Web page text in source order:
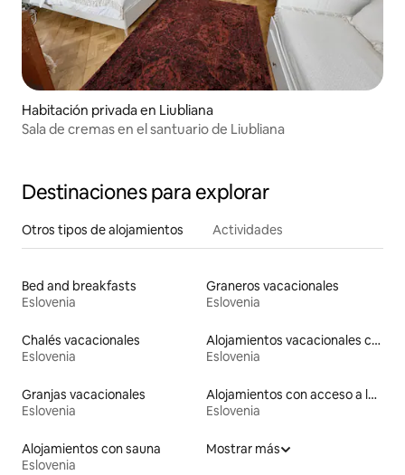
Habitación privada en Liubliana
Sala de cremas en el santuario de Liubliana
Destinaciones para explorar
Otros tipos de alojamientos Actividades
Bed and breakfasts
Eslovenia
Graneros vacacionales
Eslovenia
Chalés vacacionales
Eslovenia
Alojamientos vacacionales con entrada y salida de pistas de esquí
Eslovenia
Granjas vacacionales
Eslovenia
Alojamientos con acceso a la playa
Eslovenia
Alojamientos con sauna
Eslovenia
Mostrar más